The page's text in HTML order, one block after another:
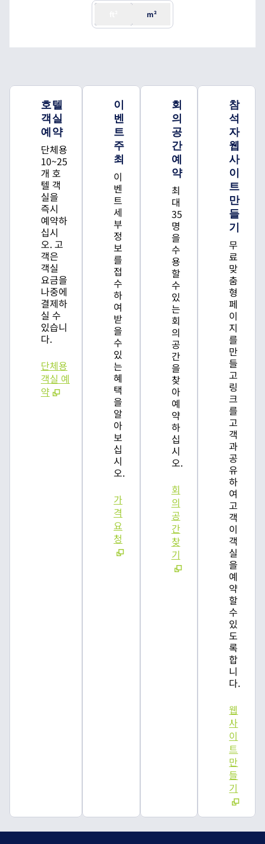
m²
호텔
객실
예약
단체용
10~25
개 호
텔 객
실을
즉시
예약하
십시
오. 고
객은
객실
요금을
나중에
결제하
실 수
있습니
다.
단체용
객실 예
약
이
벤
트
주
최
이
벤
트
세
부
정
보
를
접
수
하
여
받
을
수
있
는
혜
택
을
알
아
보
십
시
오.
가
격
요
청
회
의
공
간
예
약
최
대
35
명
을
수
용
할
수
있
는
회
의
공
간
을
찾
아
예
약
하
십
시
오.
회
의
공
간
찾
기
참
석
자
웹
사
이
트
만
들
기
무
료
맞
춤
형
페
이
지
를
만
들
고
링
크
를
고
객
과
공
유
하
여
고
객
이
객
실
을
예
약
할
수
있
도
록
합
니
다.
웹
사
이
트
만
들
기